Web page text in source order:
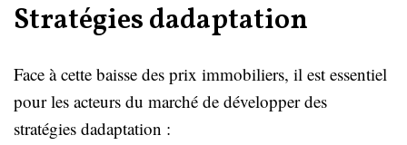
Stratégies dadaptation
Face à cette baisse des prix immobiliers, il est essentiel
pour les acteurs du marché de développer des
stratégies dadaptation :